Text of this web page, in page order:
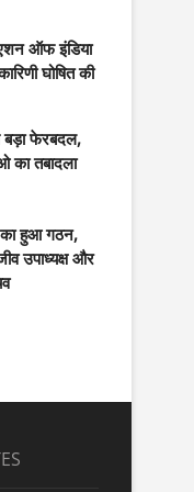
ऑफ इंडिया
घोषित की
फेरबदल,
का तबादला
का हुआ गठन,
उपाध्यक्ष और